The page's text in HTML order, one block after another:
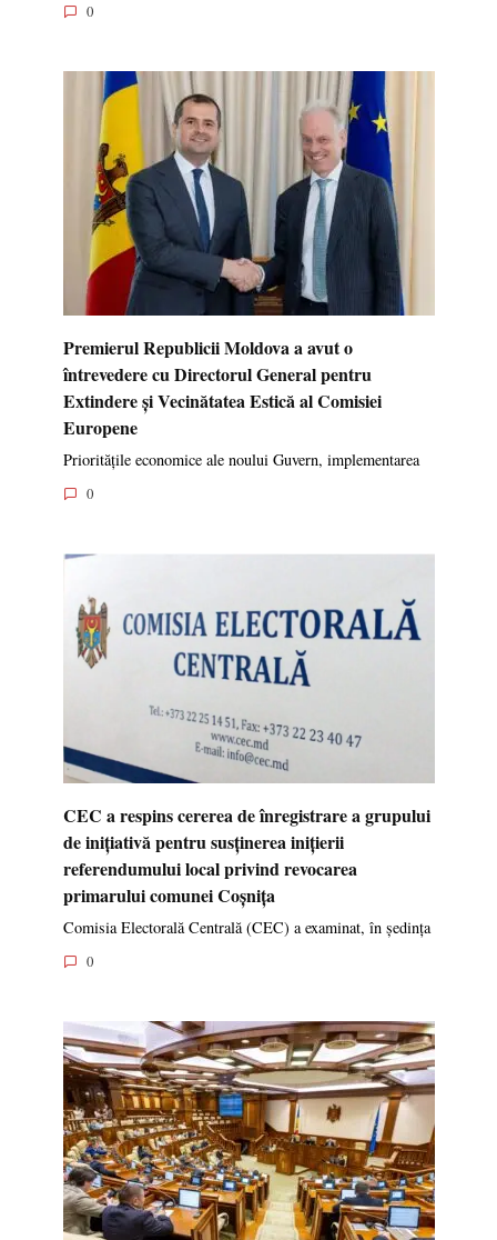
0
Premierul Republicii Moldova a avut o
întrevedere cu Directorul General pentru
Extindere și Vecinătatea Estică al Comisiei
Europene
Prioritățile economice ale noului Guvern, implementarea
0
CEC a respins cererea de înregistrare a grupului
de inițiativă pentru susținerea inițierii
referendumului local privind revocarea
primarului comunei Coșnița
Comisia Electorală Centrală (CEC) a examinat, în ședința
0